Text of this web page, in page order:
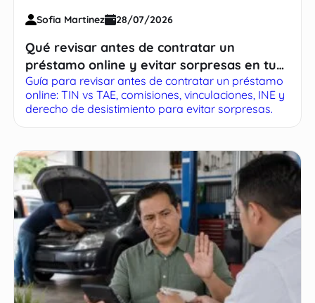
Sofia Martinez 28/07/2026
Qué revisar antes de contratar un
préstamo online y evitar sorpresas en tu
cuota
Guía para revisar antes de contratar un préstamo
online: TIN vs TAE, comisiones, vinculaciones, INE y
derecho de desistimiento para evitar sorpresas.